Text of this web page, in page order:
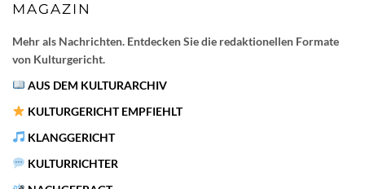
MAGAZIN
Mehr als Nachrichten. Entdecken Sie die redaktionellen Formate
von Kulturgericht.
AUS DEM KULTURARCHIV
KULTURGERICHT EMPFIEHLT
KLANGGERICHT
KULTURRICHTER